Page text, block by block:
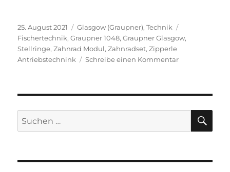
Veröffentlicht
am
25. August 2021 Kategorien
Glasgow (Graupner),Technik
Fischertechnik,Graupner 1048,Graupner Glasgow,
Stellringe,Zahnrad Modul,Zahnradset,Zipperle
Antriebstechnink
Schreibe einen Kommentarzu
Suchen
nach: